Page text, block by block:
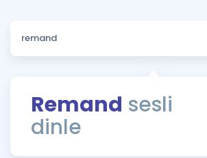
Sözlük
Rehberlik Aracı
ÖSYM Sınav Takvimi
Hakkımızda
Remand sesli
dinle